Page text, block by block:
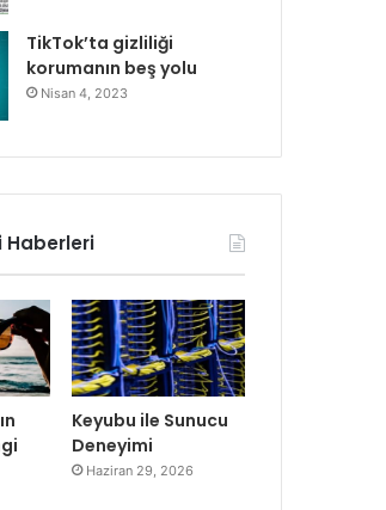
TikTok’ta gizliliği
korumanın beş yolu
Nisan 4, 2023
Haberleri
Keyubu ile Sunucu
Deneyimi
Haziran 29, 2026